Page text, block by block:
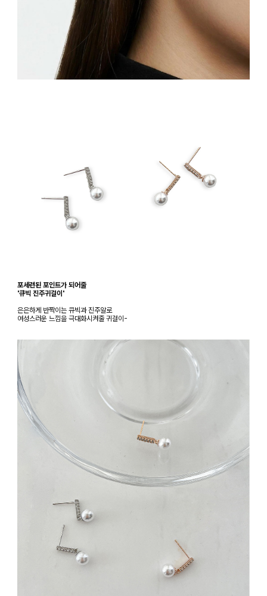
포세련된 포인트가 되어줄
'큐빅 진주귀걸이'
은은하게 반짝이는 큐빅과 진주알로
여성스러운 느낌을 극대화시켜줄 귀걸이-